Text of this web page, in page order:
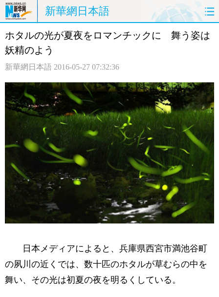
新華網日本語
ホームページ 政治 経済
観光 評論 写真
中日対訳
ホタルの光が夏夜をロマンチックに 舞う姿は
妖精のよう
新華網日本語 2016-05-27 07:32:36
日本メディアによると、兵庫県西宮市満池谷町
の夙川の近くでは、数十匹のホタルが草むらの中を
舞い、その光は初夏の夜を明るくしている。